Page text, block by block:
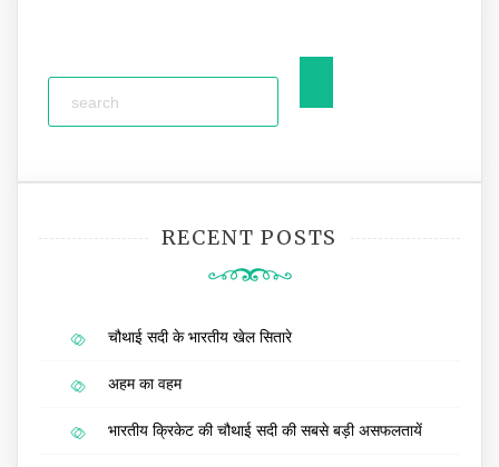
RECENT POSTS
चौथाई सदी के भारतीय खेल सितारे
अहम का वहम
भारतीय क्रिकेट की चौथाई सदी की सबसे बड़ी असफलतायें